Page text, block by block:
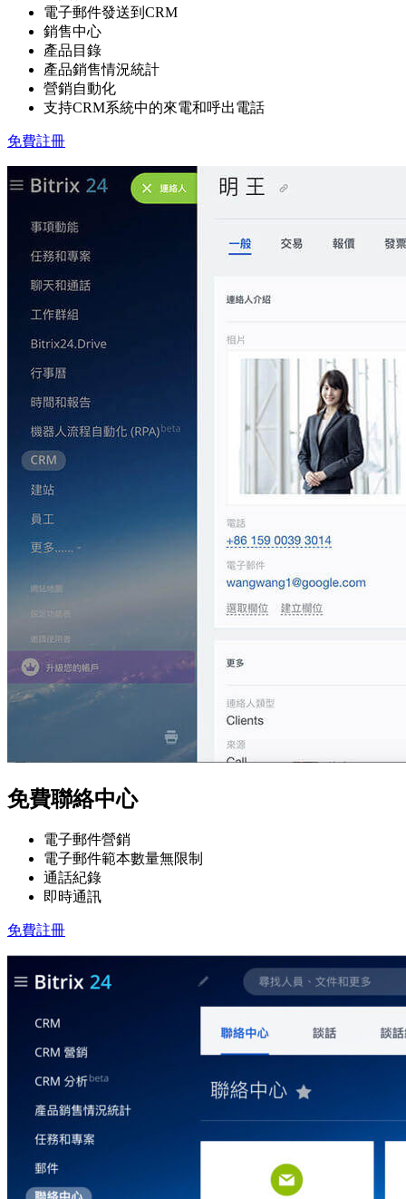
電子郵件發送到CRM
銷售中心
產品目錄
產品銷售情況統計
營銷自動化
支持CRM系統中的來電和呼出電話
免費註冊
免費聯絡中心
電子郵件營銷
電子郵件範本數量無限制
通話紀錄
即時通訊
免費註冊